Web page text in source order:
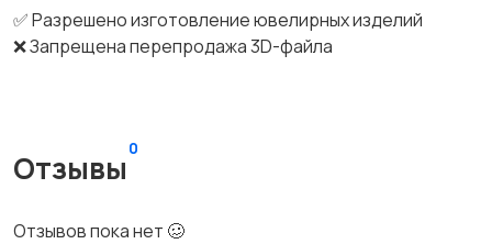
✅ Разрешено изготовление ювелирных изделий
❌ Запрещена перепродажа 3D-файла
Отзывы
0
Отзывов пока нет 🥴